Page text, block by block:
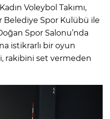
Voleybol Takımı,
Spor Kulübü ile
Spor Salonu’nda
istikrarlı bir oyun
rakibini set vermeden